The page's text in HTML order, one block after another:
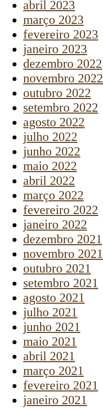
abril 2023
março 2023
fevereiro 2023
janeiro 2023
dezembro 2022
novembro 2022
outubro 2022
setembro 2022
agosto 2022
julho 2022
junho 2022
maio 2022
abril 2022
março 2022
fevereiro 2022
janeiro 2022
dezembro 2021
novembro 2021
outubro 2021
setembro 2021
agosto 2021
julho 2021
junho 2021
maio 2021
abril 2021
março 2021
fevereiro 2021
janeiro 2021